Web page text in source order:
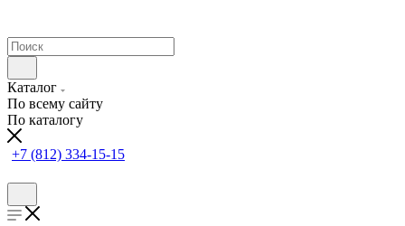
Каталог
По всему сайту
По каталогу
+7 (812) 334-15-15